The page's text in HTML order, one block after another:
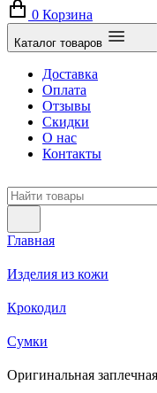
0 Корзина
Каталог товаров
Доставка
Оплата
Отзывы
Скидки
О нас
Контакты
Главная
Изделия из кожи
Крокодил
Cумки
Оригинальная